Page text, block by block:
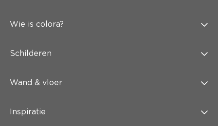
Wie is colora?
Schilderen
Wand & vloer
Inspiratie